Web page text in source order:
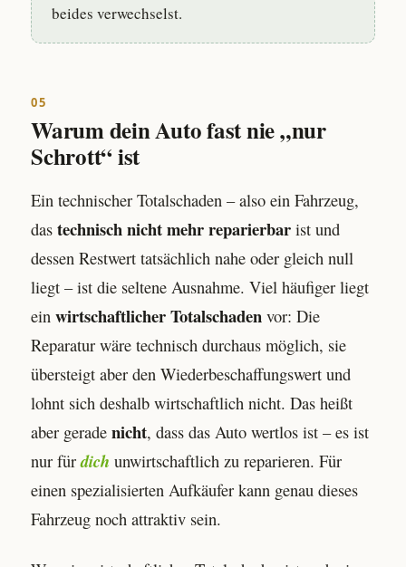
beides verwechselst.
05
Warum dein Auto fast nie „nur
Schrott“ ist
Ein technischer Totalschaden – also ein Fahrzeug,
das technisch nicht mehr reparierbar ist und
dessen Restwert tatsächlich nahe oder gleich null
liegt – ist die seltene Ausnahme. Viel häufiger liegt
ein wirtschaftlicher Totalschaden vor: Die
Reparatur wäre technisch durchaus möglich, sie
übersteigt aber den Wiederbeschaffungswert und
lohnt sich deshalb wirtschaftlich nicht. Das heißt
aber gerade nicht, dass das Auto wertlos ist – es ist
nur fürdich unwirtschaftlich zu reparieren. Für
einen spezialisierten Aufkäufer kann genau dieses
Fahrzeug noch attraktiv sein.